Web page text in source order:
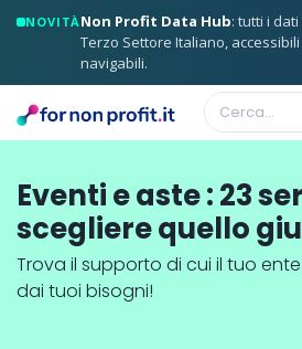
NOVITÀNon Profit Data Hub: tutti i dati
Terzo Settore Italiano, accessibili
navigabili.
Eventi e aste:23
scegliere quello
Trova il supporto di cui il tuo
dai tuoi bisogni!